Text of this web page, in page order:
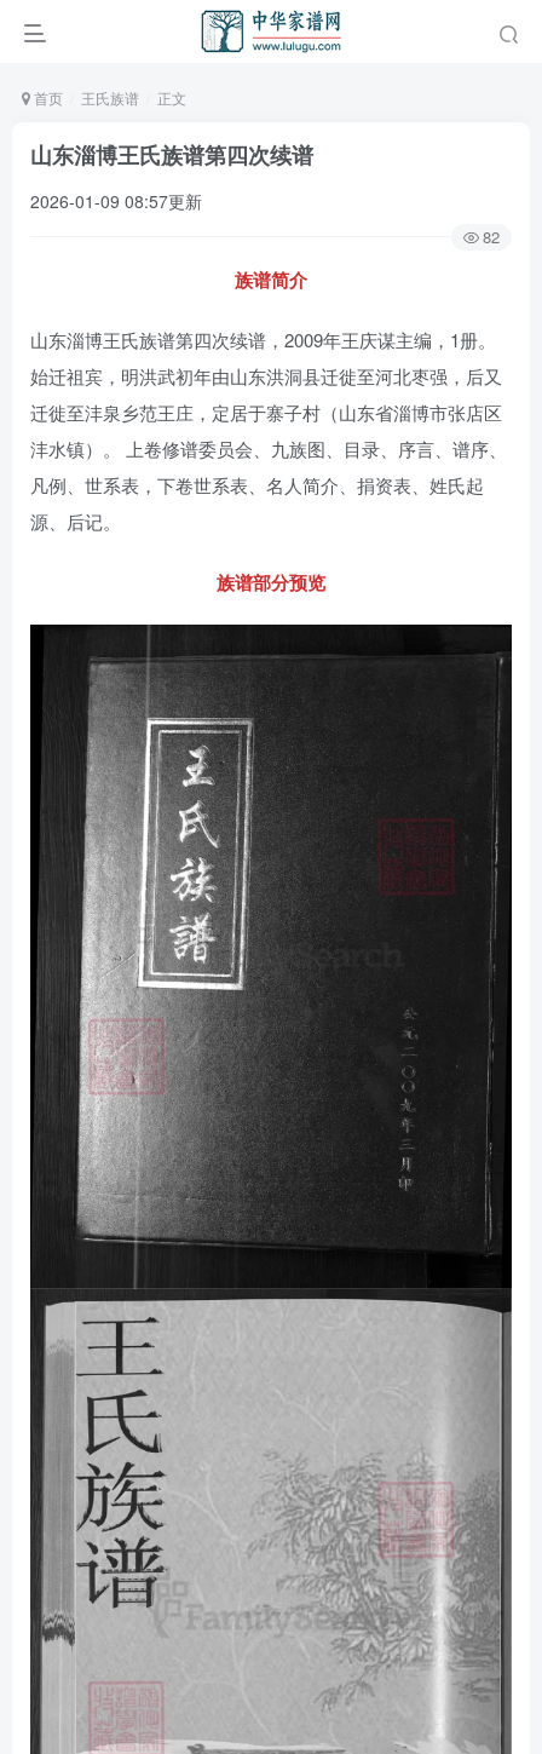
首页 王氏族谱 正文
山东淄博王氏族谱第四次续谱
2026-01-09 08:57更新
82
族谱简介
山东淄博王氏族谱第四次续谱，2009年王庆谋主编，1册。
始迁祖宾，明洪武初年由山东洪洞县迁徙至河北枣强，后又
迁徙至沣泉乡范王庄，定居于寨子村（山东省淄博市张店区
沣水镇）。 上卷修谱委员会、九族图、目录、序言、谱序、
凡例、世系表，下卷世系表、名人简介、捐资表、姓氏起
源、后记。
族谱部分预览